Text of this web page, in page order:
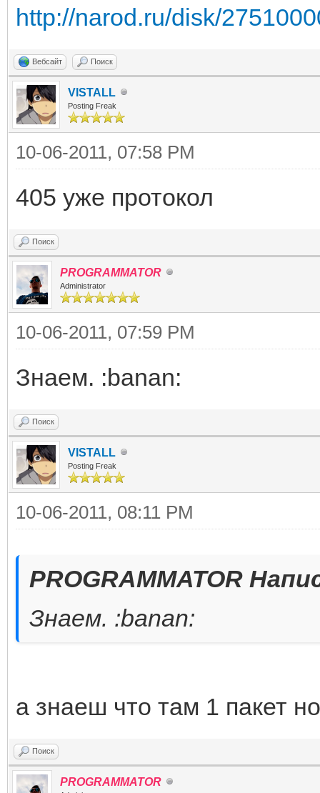
http://narod.ru/disk/
Вебсайт Поиск
VISTALL
Posting Freak
10-06-2011, 07:58 PM
405 уже протокол
Поиск
PROGRAMMATOR
Administrator
10-06-2011, 07:59 PM
Знаем. :banan:
Поиск
VISTALL
Posting Freak
10-06-2011, 08:11 PM
PROGRAMMATOR
Знаем. :banan:
а знаеш что там 1 пакет
Поиск
PROGRAMMATOR